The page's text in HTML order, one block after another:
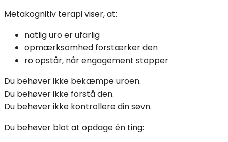
Metakognitiv terapi viser, at:
natlig uro er ufarlig
opmærksomhed forstærker den
ro opstår, når engagement stopper
Du behøver ikke bekæmpe uroen.
Du behøver ikke forstå den.
Du behøver ikke kontrollere din søvn.
Du behøver blot at opdage én ting: